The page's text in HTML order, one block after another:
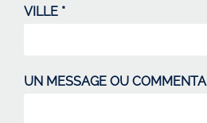
VILLE *
UN MESSAGE OU